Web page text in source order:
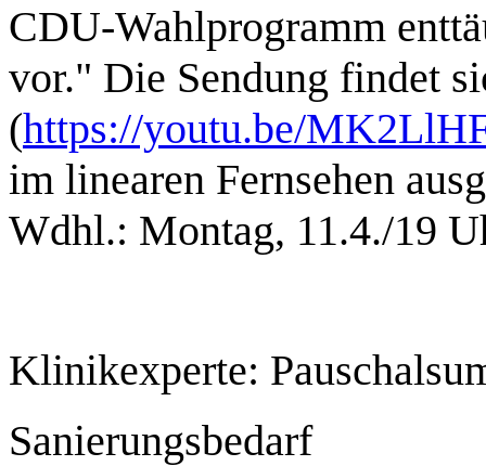
CDU-Wahlprogramm
vor." Die Sendung findet
(https://youtu.be/
im linearen Fernsehen
Wdhl.: Montag, 11.4./19
Klinikexperte:
Sanierungsbedarf